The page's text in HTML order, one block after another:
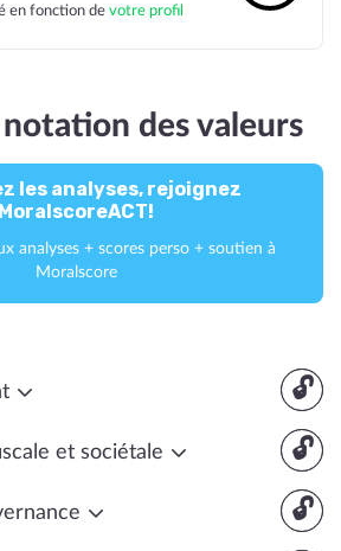
en fonction de votre profil
des valeurs
les analyses, rejoignez
MoralscoreACT!
analyses + scores perso + soutien à
Moralscore
🔓
🔓
et sociétale
🔓